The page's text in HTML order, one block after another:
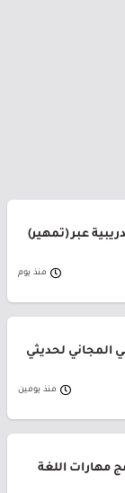
عبر (تمهير)
منذ يوم
المجاني لحديثي
منذ يومين
مهارات اللغة